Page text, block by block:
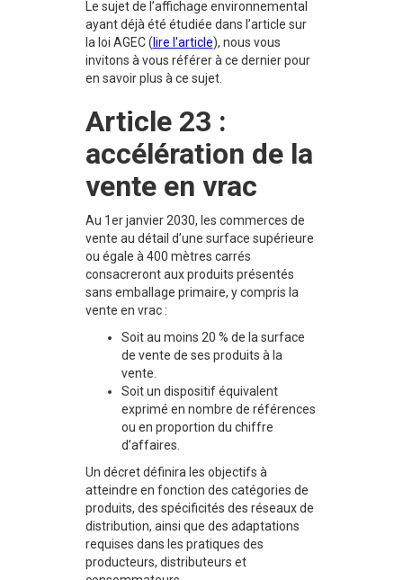
Le sujet de l’affichage environnemental
ayant déjà été étudiée dans l’article sur
la loi AGEC ( lire l'article), nous vous
invitons à vous référer à ce dernier pour
en savoir plus à ce sujet.
Article 23 :
accélération de la
vente en vrac
Au 1er janvier 2030, les commerces de
vente au détail d’une surface supérieure
ou égale à 400 mètres carrés
consacreront aux produits présentés
sans emballage primaire, y compris la
vente en vrac :
Soit au moins 20 % de la surface
de vente de ses produits à la
vente.
Soit un dispositif équivalent
exprimé en nombre de références
ou en proportion du chiffre
d’affaires.
Un décret définira les objectifs à
atteindre en fonction des catégories de
produits, des spécificités des réseaux de
distribution, ainsi que des adaptations
requises dans les pratiques des
producteurs, distributeurs et